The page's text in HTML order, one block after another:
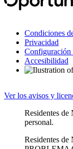
Condiciones
Privacidad
Configuración
Accesibilidad
Ver los avisos y
Residentes de
personal.
Residentes